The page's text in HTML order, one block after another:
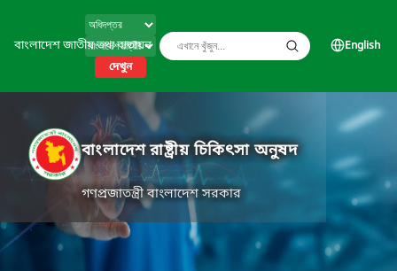
বাংলাদেশ জাতীয় তথ্য বাতায়ন
দেখুন
English
বাংলাদেশ রাষ্ট্রীয় চিকিৎসা অনুষদ
গণপ্রজাতন্ত্রী বাংলাদেশ সরকার